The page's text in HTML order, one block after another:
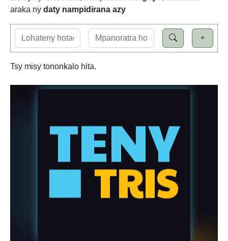
araka ny daty nampidirana azy
Tsy misy tononkalo hita.